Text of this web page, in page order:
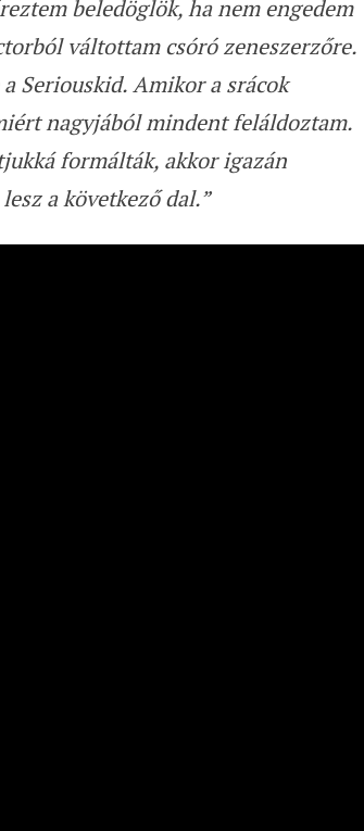
beledöglök, ha nem engedem
váltottam csóró zeneszerzőre.
Seriouskid. Amikor a srácok
nagyjából mindent feláldoztam.
formálták, akkor igazán
a következő dal.”